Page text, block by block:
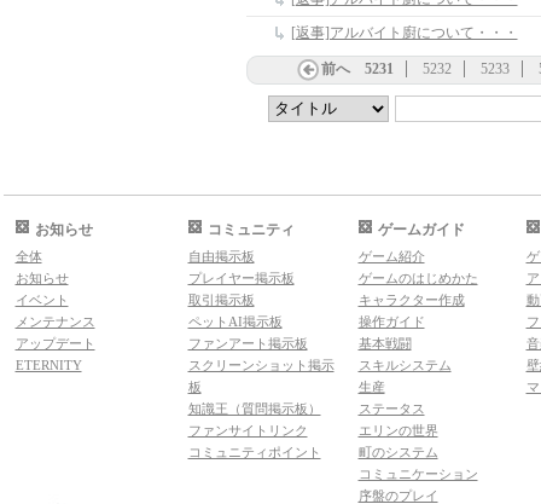
[返事]アルバイト廚について・・・
前へ 5231 5232 5233
お知らせ
全体
お知らせ
イベント
メンテナンス
アップデート
ETERNITY
コミュニティ
自由掲示板
プレイヤー掲示板
取引掲示板
ペットAI掲示板
ファンアート掲示板
スクリーンショット掲示
板
知識王（質問掲示板）
ファンサイトリンク
コミュニティポイント
ゲームガイド
ゲーム紹介
ゲームのはじめかた
キャラクター作成
操作ガイド
基本戦闘
スキルシステム
生産
ステータス
エリンの世界
町のシステム
コミュニケーション
序盤のプレイ